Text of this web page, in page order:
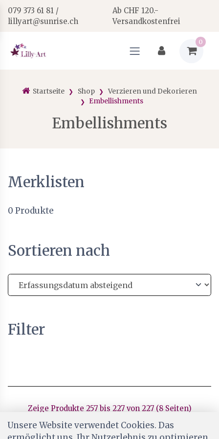
079 373 61 81 /
lillyart@sunrise.ch
Ab CHF 120.-
Versandkostenfrei
0
Startseite Shop
Verzieren und Dekorieren
Embellishments
Embellishments
Merklisten
0 Produkte
Sortieren nach
Filter
Zeige Produkte 257 bis 227 von 227 (8 Seiten)
Zurück 9 / 8
Unsere Website verwendet Cookies. Das